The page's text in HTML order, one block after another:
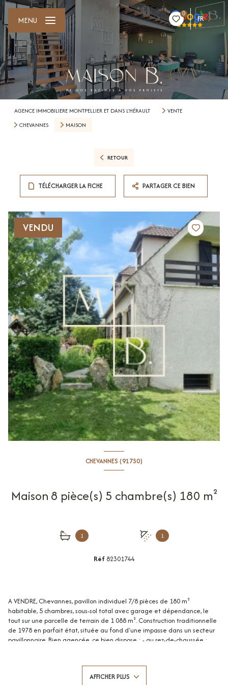
0
FR
MENU
AGENCE IMMOBILIERE MONTPELLIER ET DANS L'HÉRAULT
VENTE
CHEVANNES
MAISON
RETOUR
TÉLÉCHARGER LA FICHE PARTAGER CE BIEN
VENDU
CHEVANNES (91750)
Maison 8 pièce(s) 5 chambre(s) 180 m²
1 1
Réf 82301744
A VENDRE, Chevannes, pavillon individuel 7/8 pièces de 180 m²
habitable, 5 chambres, sous-sol total avec garage et dépendance, le
tout sur une parcelle de terrain de 1 088 m². Construction traditionnelle
de 1978 en parfait état, située au fond d'une impasse dans un secteur
pavillonnaire. Bien agencée, ce bien dispose : - au rez-de-chaussée :
desservant deux chambres de 11,50 m² chacune dont une avec
placard/penderie, d'un WC séparé et d'une salle d'eau avec baignoire +
AFFICHER PLUS